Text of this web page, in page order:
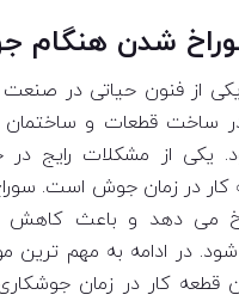
شدن هنگام
از فنون حیاتی در
ساخت قطعات و ساختمان
یکی از مشکلات رایج در
در زمان جوش است.
می دهد و باعث کاهش
در ادامه به مهم ترین
قطعه کار در زمان